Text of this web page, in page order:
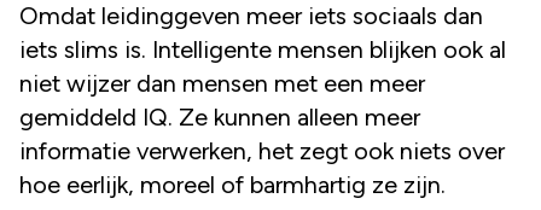
Omdat leidinggeven meer iets sociaals dan
iets slims is. Intelligente mensen blijken ook al
niet wijzer dan mensen met een meer
gemiddeld IQ. Ze kunnen alleen meer
informatie verwerken, het zegt ook niets over
hoe eerlijk, moreel of barmhartig ze zijn.